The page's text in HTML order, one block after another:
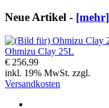
Neue Artikel - [mehr]
Ohmizu Clay 25L
€ 256,99
inkl. 19% MwSt. zzgl.
Versandkosten